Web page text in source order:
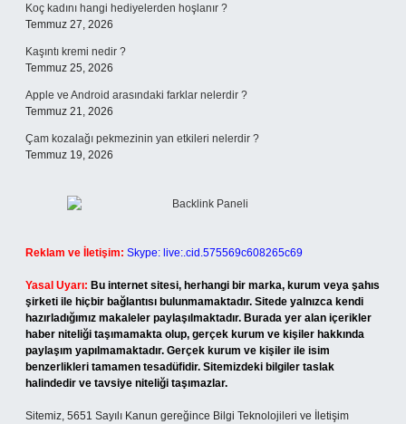
Koç kadını hangi hediyelerden hoşlanır ?
Temmuz 27, 2026
Kaşıntı kremi nedir ?
Temmuz 25, 2026
Apple ve Android arasındaki farklar nelerdir ?
Temmuz 21, 2026
Çam kozalağı pekmezinin yan etkileri nelerdir ?
Temmuz 19, 2026
Reklam ve İletişim: Skype: live:.cid.575569c608265c69
Yasal Uyarı: Bu internet sitesi, herhangi bir marka, kurum veya şahıs
şirketi ile hiçbir bağlantısı bulunmamaktadır. Sitede yalnızca kendi
hazırladığımız makaleler paylaşılmaktadır. Burada yer alan içerikler
haber niteliği taşımamakta olup, gerçek kurum ve kişiler hakkında
paylaşım yapılmamaktadır. Gerçek kurum ve kişiler ile isim
benzerlikleri tamamen tesadüfidir. Sitemizdeki bilgiler taslak
halindedir ve tavsiye niteliği taşımazlar.
Sitemiz, 5651 Sayılı Kanun gereğince Bilgi Teknolojileri ve İletişim